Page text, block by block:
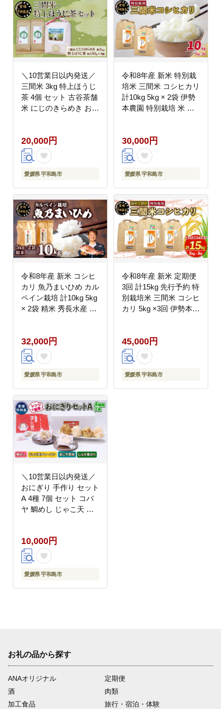
＼10営業日以内発送／
三間米 3kg 特上ほうじ
茶 4個 セット 古谷茶舗
米 にじのきらめき お米
お茶 日本茶 茶 お茶 茶
葉 健康 ギフト ブレン
ド 日常使い お家時間
愛媛 宇和島 G020-
20,000円
愛媛県 宇和島市
令和8年産 新米 特別栽
培米 三間米 コシヒカリ
計10kg 5kg × 2袋 伊勢
本農園 特別栽培 米 お
お弁当 ブランド米 ふっ
くら ツヤツヤ ライス
農家直送 産地直送 数量
限定 国産 愛媛 宇和島
30,000円
愛媛県 宇和島市
令和8年産 新米 コシヒ
カリ 魚乃まいひめ カル
ペイン栽培 計10kg 5kg
× 2袋 精米 秀長水産 三
肥 使用 こめ コメ kome
小分け お弁当 弁当 お
にぎり ふっくら ツヤツ
ヤ 美味しい 甘い 備蓄
国産 愛媛 宇和島 G032-
016008
32,000円
愛媛県 宇和島市
令和8年産 新米 定期便
3回 計15kg 先行予約 特
別栽培米 三間米 コシヒ
カリ 5kg ×3回 伊勢本農
※ kome 白米 精米 お弁
当 ブランド米 ふっくら
ライス 農家直送 産地直
送 数量限定 国産 愛媛
45,000円
愛媛県 宇和島市
＼10営業日以内発送／
おにぎり 手作り セット
A 4種 7個 セット コバ
ヤ 鯛めし じゃこ天 チ
せ 真鯛 鯛 マダイ タイ
貝 しらす 魚 のり 海苔
米 にこまる ご飯 お弁
当 夜食 冷凍 お惣菜 レ
10,000円
愛媛県 宇和島市
お礼の品から探す
ANAオリジナル
定期便
酒
肉類
加工食品
旅行・宿泊・体験